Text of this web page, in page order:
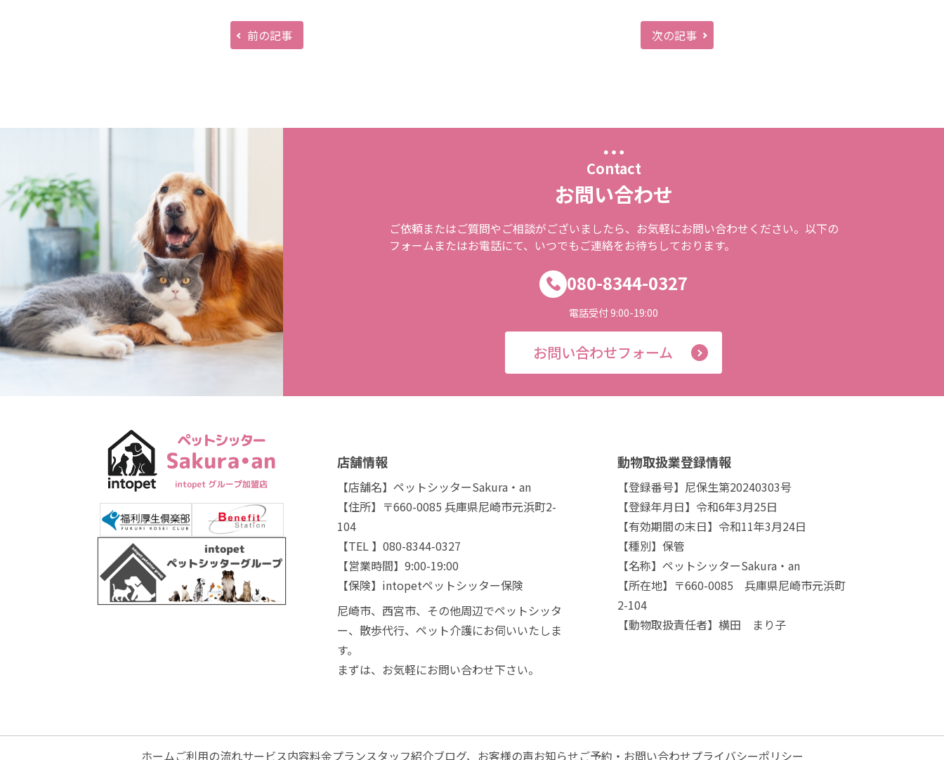
前の記事 次の記事
Contact
お問い合わせ
ご依頼またはご質問やご相談がございましたら、お気軽にお問い合わせください。以下の
フォームまたはお電話にて、いつでもご連絡をお待ちしております。
080-8344-0327
電話受付 9:00-19:00
お問い合わせフォーム
店舗情報
【店舗名】ペットシッターSakura・an
【住所】〒660-0085 兵庫県尼崎市元浜町2-
104
【TEL 】080-8344-0327
【営業時間】9:00-19:00
【保険】intopetペットシッター保険
尼崎市、西宮市、その他周辺でペットシッタ
ー、散歩代行、ペット介護にお伺いいたしま
す。
まずは、お気軽にお問い合わせ下さい。
動物取扱業登録情報
【登録番号】尼保生第20240303号
【登録年月日】令和6年3月25日
【有効期間の末日】令和11年3月24日
【種別】保管
【名称】ペットシッターSakura・an
【所在地】〒660-0085 兵庫県尼崎市元浜町
2-104
【動物取扱責任者】横田 まり子
ホームご利用の流れサービス内容料金プランスタッフ紹介ブログ、お客様の声お知らせご予約・お問い合わせプライバシーポリシー